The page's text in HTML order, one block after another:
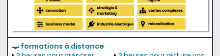
formations à distance